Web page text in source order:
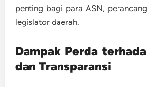
penting bagi para ASN,
legislator daerah.
Dampak Perda
dan Transparansi